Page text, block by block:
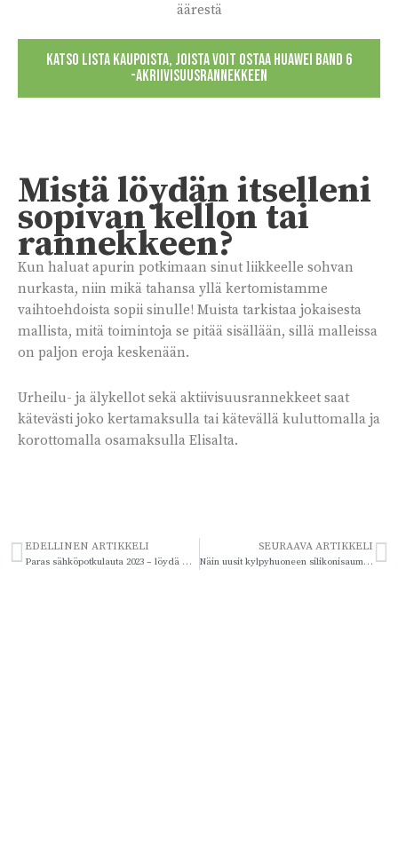
äärestä
KATSO LISTA KAUPOISTA, JOISTA VOIT OSTAA HUAWEI BAND 6
-AKRIIVISUUSRANNEKKEEN
Mistä löydän itselleni
sopivan kellon tai
rannekkeen?
Kun haluat apurin potkimaan sinut liikkeelle sohvan
nurkasta, niin mikä tahansa yllä kertomistamme
vaihtoehdoista sopii sinulle! Muista tarkistaa jokaisesta
mallista, mitä toimintoja se pitää sisällään, sillä malleissa
on paljon eroja keskenään.
Urheilu- ja älykellot sekä aktiivisuusrannekkeet saat
kätevästi joko kertamaksulla tai kätevällä kuluttomalla ja
korottomalla osamaksulla Elisalta.
EDELLINEN ARTIKKELI
Paras sähköpotkulauta 2023 – löydä markkinoiden laadukkain potkulauta parhaaseen hintaan
SEURAAVA ARTIKKELI
Näin uusit kylpyhuoneen silikonisauman